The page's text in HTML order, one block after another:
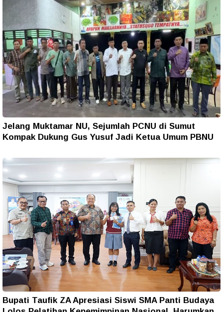
Jelang Muktamar NU, Sejumlah PCNU di Sumut
Kompak Dukung Gus Yusuf Jadi Ketua Umum PBNU
Bupati Taufik ZA Apresiasi Siswi SMA Panti Budaya